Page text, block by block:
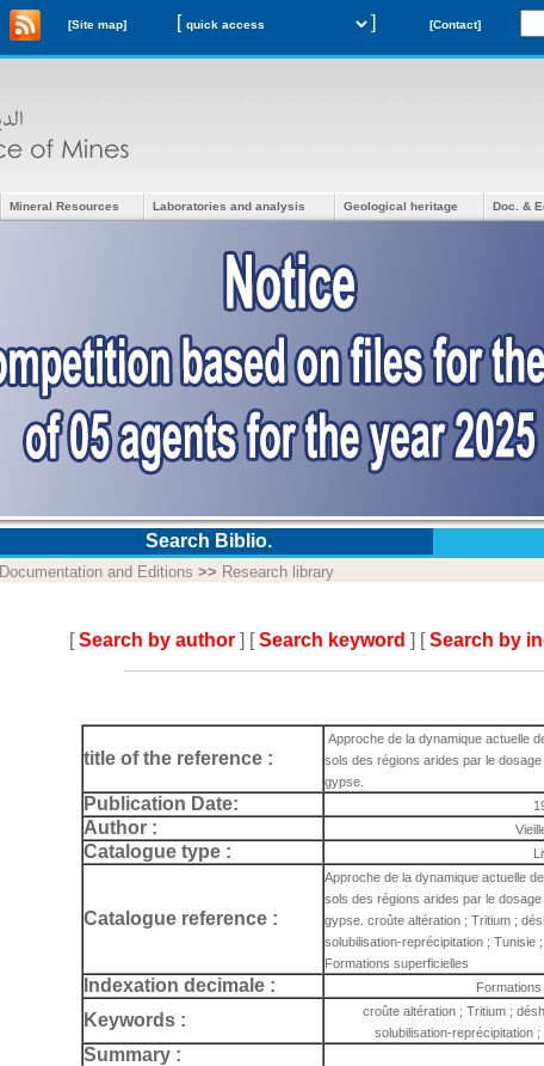
[Site map] [ ] [Contact]
Mineral Resources Laboratories and analysis Geological heritage Doc. &
Search Biblio.
Documentation and Editions >> Research library
[Search by author ] [Search keyword ] [Search by
title of the reference :
Approche de la dynamique actuelle
sols des régions arides par le
gypse.
Publication Date:
Author :
Catalogue type :
Catalogue reference :
Approche de la dynamique actuelle
sols des régions arides par le
gypse. croûte altération ; Tritium ;
solubilisation-reprécipitation ; Tunisie
Formations superficielles
Indexation decimale :
Keywords :
croûte altération ; Tritium ;
solubilisation-reprécipitation
Summary :